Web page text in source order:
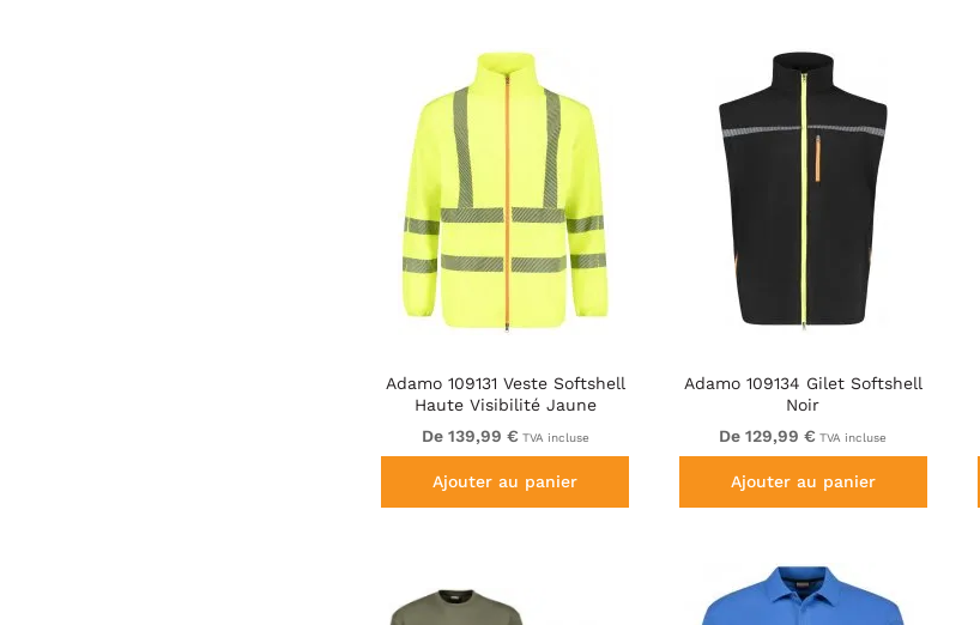
Adamo 109131 Veste Softshell
Haute Visibilité Jaune
De 139,99 € TVA incluse
Ajouter au panier
Adamo 109134 Gilet Softshell
Noir
De 129,99 € TVA incluse
Ajouter au panier